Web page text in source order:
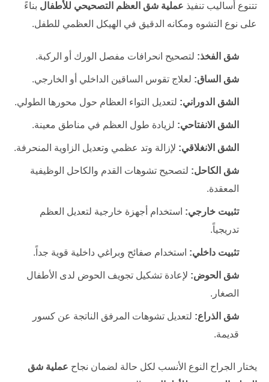
تتنوع أساليب تنفيذ عملية شق العظم التصحيحي للأطفال بناءً
على نوع التشوه ومكانه الدقيق في الهيكل العظمي للطفل.
شق الفخذ: لتصحيح انحرافات مفصل الورك أو الركبة.
شق الساق: لعلاج تقوس الساقين الداخلي أو الخارجي.
الشق الدوراني: لتعديل التواء العظام حول محورها الطولي.
الشق الانفتاحي: لزيادة طول العظم في مناطق معينة.
الشق الانغلاقي: لإزالة وتد عظمي وتعديل الزاوية المنحرفة.
شق الكاحل: لتصحيح تشوهات القدم والكاحل الوظيفية
المعقدة.
تثبيت خارجي: استخدام أجهزة خارجية لتعديل العظم
تدريجياً.
تثبيت داخلي: استخدام صفائح وبراغي داخلية قوية جداً.
شق الحوض: لإعادة تشكيل تجويف الحوض لدى الأطفال
الصغار.
شق الذراع: لتعديل تشوهات المرفق الناتجة عن كسور
قديمة.
يختار الجراح النوع الأنسب لكل حالة لضمان نجاح عملية شق